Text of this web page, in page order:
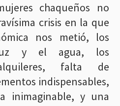
chaqueños no
crisis en la que
nos metió, los
y el agua, los
falta de
indispensables,
inimaginable, y una